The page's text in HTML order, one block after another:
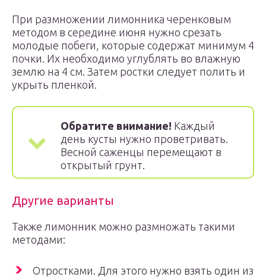
При размножении лимонника черенковым
методом в середине июня нужно срезать
молодые побеги, которые содержат минимум 4
почки. Их необходимо углублять во влажную
землю на 4 см. Затем ростки следует полить и
укрыть пленкой.
Обратите внимание! Каждый
день кусты нужно проветривать.
Весной саженцы перемещают в
открытый грунт.
Другие варианты
Также лимонник можно размножать такими
методами:
Отростками. Для этого нужно взять один из